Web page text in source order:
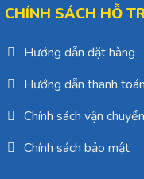
CHÍNH SÁCH HỖ
Hướng dẫn đặt hàng
Hướng dẫn thanh toán
Chính sách vận chuyển
Chính sách bảo mật